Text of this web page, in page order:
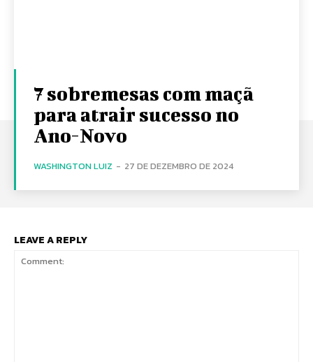
7 sobremesas com maçã
para atrair sucesso no
Ano-Novo
WASHINGTON LUIZ - 27 DE DEZEMBRO DE 2024
LEAVE A REPLY